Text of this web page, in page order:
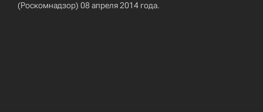
(Роскомнадзор) 08 апреля 2014 года.